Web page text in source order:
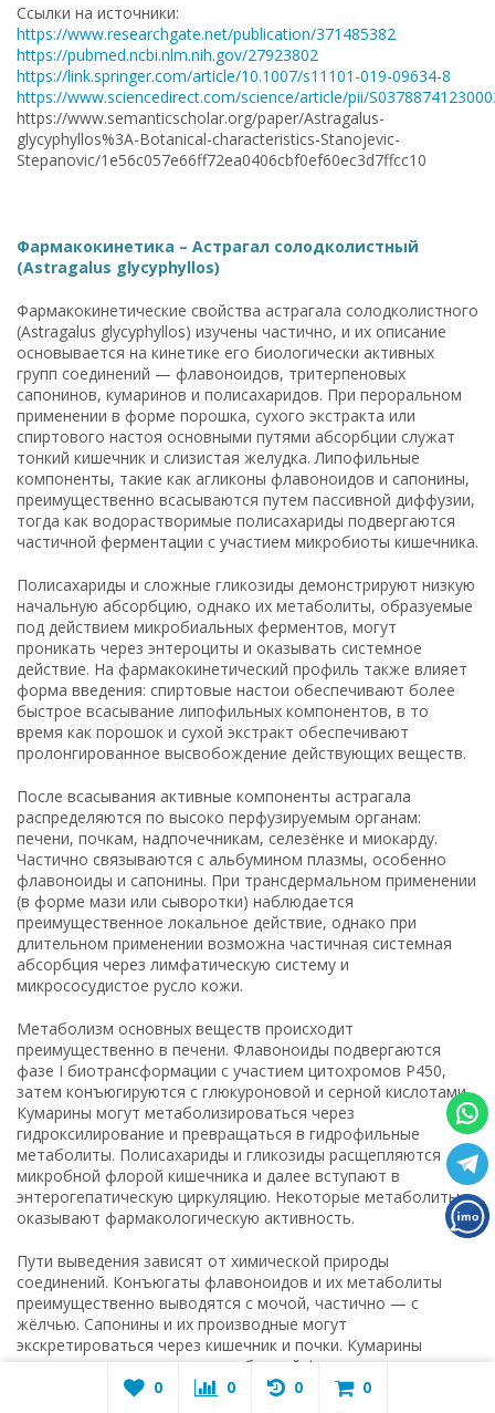
Ссылки на источники:
https://www.researchgate.net/publication/371485382
https://pubmed.ncbi.nlm.nih.gov/27923802
https://link.springer.com/article/10.1007/s11101-019-09634-8
https://www.sciencedirect.com/science/article/pii/
https://www.semanticscholar.org/paper/Astragalus-
glycyphyllos%3A-Botanical-characteristics-Stanojevic-
Stepanovic/1e56c057e66ff72ea0406cbf0ef60ec3d7ffcc10
Фармакокинетика – Астрагал солодколистный
(Astragalus glycyphyllos)
Фармакокинетические свойства астрагала солодколистного
(Astragalus glycyphyllos) изучены частично, и их описание
основывается на кинетике его биологически активных
групп соединений — флавоноидов, тритерпеновых
сапонинов, кумаринов и полисахаридов. При пероральном
применении в форме порошка, сухого экстракта или
спиртового настоя основными путями абсорбции служат
тонкий кишечник и слизистая желудка. Липофильные
компоненты, такие как агликоны флавоноидов и сапонины,
преимущественно всасываются путем пассивной диффузии,
тогда как водорастворимые полисахариды подвергаются
частичной ферментации с участием микробиоты кишечника.
Полисахариды и сложные гликозиды демонстрируют низкую
начальную абсорбцию, однако их метаболиты, образуемые
под действием микробиальных ферментов, могут
проникать через энтероциты и оказывать системное
действие. На фармакокинетический профиль также влияет
форма введения: спиртовые настои обеспечивают более
быстрое всасывание липофильных компонентов, в то
время как порошок и сухой экстракт обеспечивают
пролонгированное высвобождение действующих веществ.
После всасывания активные компоненты астрагала
распределяются по высоко перфузируемым органам:
печени, почкам, надпочечникам, селезёнке и миокарду.
Частично связываются с альбумином плазмы, особенно
флавоноиды и сапонины. При трансдермальном применении
(в форме мази или сыворотки) наблюдается
преимущественное локальное действие, однако при
длительном применении возможна частичная системная
абсорбция через лимфатическую систему и
микрососудистое русло кожи.
Метаболизм основных веществ происходит
преимущественно в печени. Флавоноиды подвергаются
фазе I биотрансформации с участием цитохромов P450,
затем конъюгируются с глюкуроновой и серной кислотами.
Кумарины могут метаболизироваться через
гидроксилирование и превращаться в гидрофильные
метаболиты. Полисахариды и гликозиды расщепляются
микробной флорой кишечника и далее вступают в
энтерогепатическую циркуляцию. Некоторые метаболиты
оказывают фармакологическую активность.
Пути выведения зависят от химической природы
соединений. Конъюгаты флавоноидов и их метаболиты
преимущественно выводятся с мочой, частично — с
жёлчью. Сапонины и их производные могут
экскретироваться через кишечник и почки. Кумарины
выводятся почками, как в свободной форме, так и в виде
метаболитов. Полисахариды и остаточные комплексы
0 0 0 0